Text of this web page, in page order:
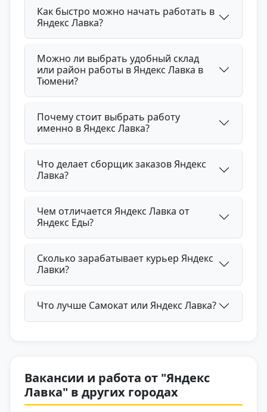
Как быстро можно начать работать в
Яндекс Лавка?
Можно ли выбрать удобный склад
или район работы в Яндекс Лавка в
Тюмени?
Почему стоит выбрать работу
именно в Яндекс Лавка?
Что делает сборщик заказов Яндекс
Лавка?
Чем отличается Яндекс Лавка от
Яндекс Еды?
Сколько зарабатывает курьер Яндекс
Лавки?
Что лучше Самокат или Яндекс Лавка?
Вакансии и работа от "Яндекс
Лавка" в других городах